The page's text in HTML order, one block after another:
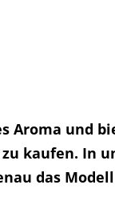
und
kaufen. In
das